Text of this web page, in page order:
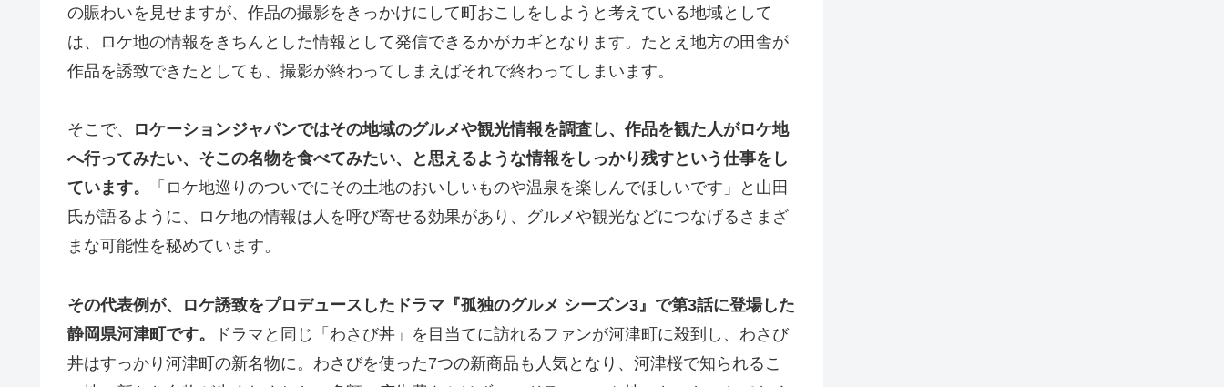
の賑わいを見せますが、作品の撮影をきっかけにして町おこしをしようと考えている地域として
は、ロケ地の情報をきちんとした情報として発信できるかがカギとなります。たとえ地方の田舎が
作品を誘致できたとしても、撮影が終わってしまえばそれで終わってしまいます。
そこで、
ロケーションジャパンではその地域のグルメや観光情報を調査し、作品を観た人がロケ地
へ行ってみたい、そこの名物を食べてみたい、と思えるような情報をしっかり残すという仕事をし
ています。
「ロケ地巡りのついでにその土地のおいしいものや温泉を楽しんでほしいです」と山田
氏が語るように、ロケ地の情報は人を呼び寄せる効果があり、グルメや観光などにつなげるさまざ
まな可能性を秘めています。
その代表例が、ロケ誘致をプロデュースしたドラマ『孤独のグルメ シーズン3』で第3話に登場した
静岡県河津町です。
ドラマと同じ「わさび丼」を目当てに訪れるファンが河津町に殺到し、わさび
丼はすっかり河津町の新名物に。わさびを使った7つの新商品も人気となり、河津桜で知られるこ